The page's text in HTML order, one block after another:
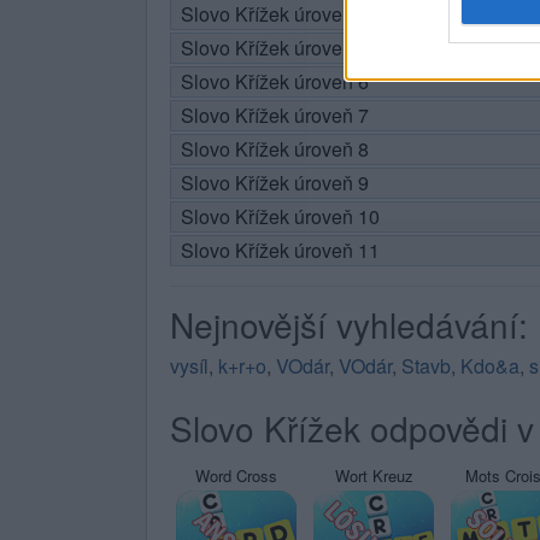
Slovo Křížek úroveň 4
Slovo Křížek úroveň 5
Slovo Křížek úroveň 6
Slovo Křížek úroveň 7
Slovo Křížek úroveň 8
Slovo Křížek úroveň 9
Slovo Křížek úroveň 10
Slovo Křížek úroveň 11
Nejnovější vyhledávání:
vysíl, k+r+o, VOdár, VOdár, Stavb, Kdo&a,
Slovo Křížek odpovědi
Word Cross Wort Kreuz Mots